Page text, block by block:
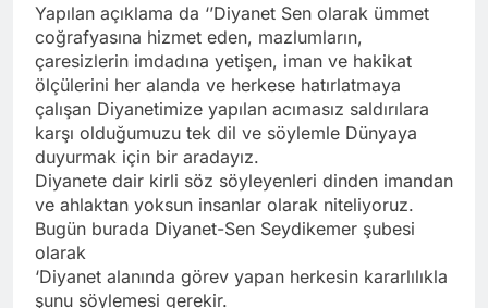
Yapılan açıklama da ‘’Diyanet Sen olarak ümmet
coğrafyasına hizmet eden, mazlumların,
çaresizlerin imdadına yetişen, iman ve hakikat
ölçülerini her alanda ve herkese hatırlatmaya
çalışan Diyanetimize yapılan acımasız saldırılara
karşı olduğumuzu tek dil ve söylemle Dünyaya
duyurmak için bir aradayız.
Diyanete dair kirli söz söyleyenleri dinden imandan
ve ahlaktan yoksun insanlar olarak niteliyoruz.
Bugün burada Diyanet-Sen Seydikemer şubesi
olarak
‘Diyanet alanında görev yapan herkesin kararlılıkla
şunu söylemesi gerekir.